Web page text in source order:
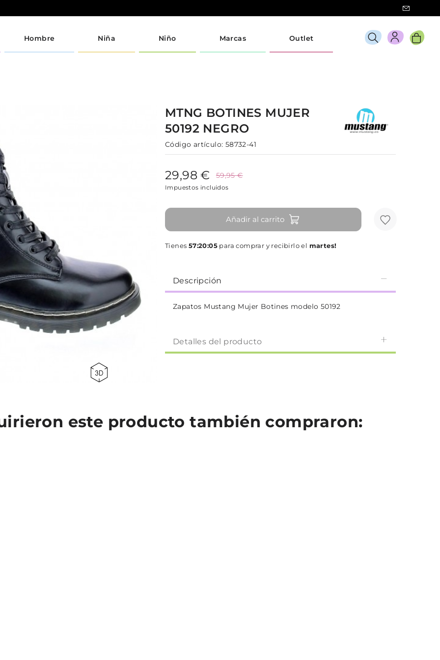
Hombre Niña Niño Marcas Outlet
MTNG BOTINES MUJER
50192 NEGRO
Código artículo: 58732-41
29,98 € 59,95 €
Impuestos incluidos
Añadir al carrito
Tienes 57:20:04 para comprar y recibirlo el martes!
Descripción
Zapatos Mustang Mujer Botines modelo 50192
Detalles del producto
este producto también compraron: